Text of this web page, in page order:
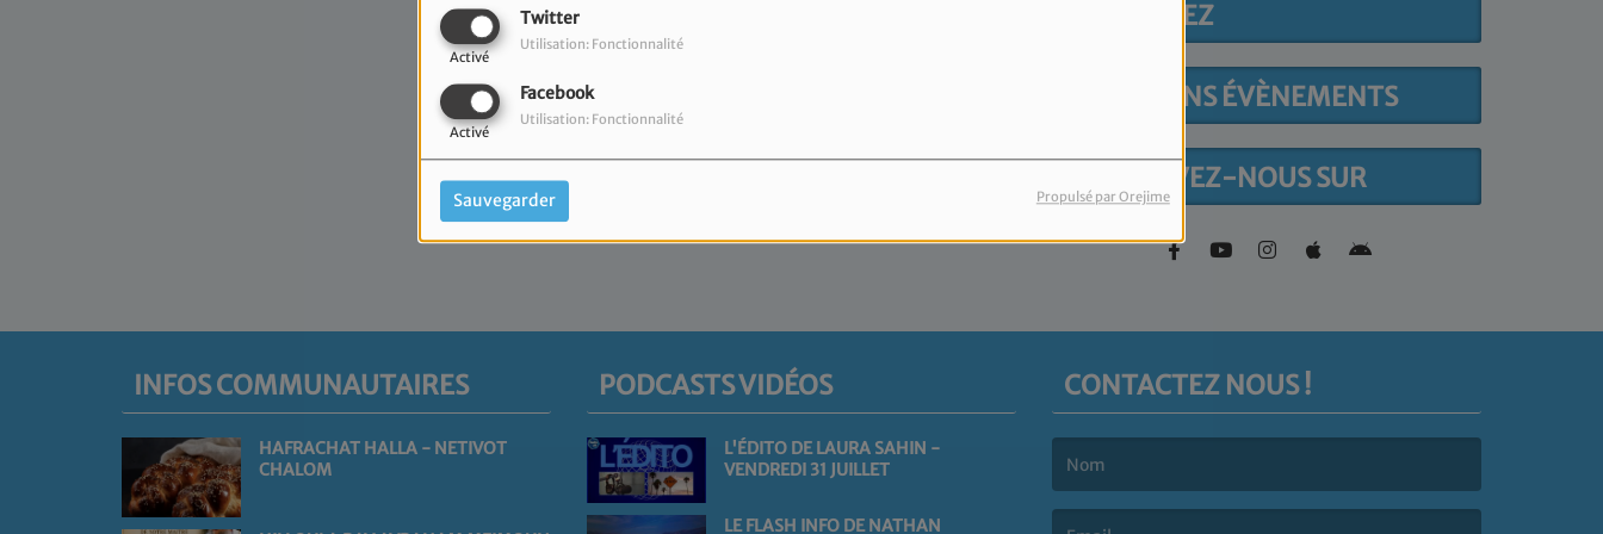
Twitter
Activé
Utilisation: Fonctionnalité
Facebook
Activé
Utilisation: Fonctionnalité
Sauvegarder Propulsé par Orejime
PARTICIPEZ
PROCHAINS ÉVÈNEMENTS
RETROUVEZ-NOUS SUR
INFOS COMMUNAUTAIRES
HAFRACHAT HALLA - NETIVOT
CHALOM
PODCASTS VIDÉOS
L'ÉDITO DE LAURA SAHIN -
VENDREDI 31 JUILLET
LE FLASH INFO DE NATHAN
CONTACTEZ NOUS !